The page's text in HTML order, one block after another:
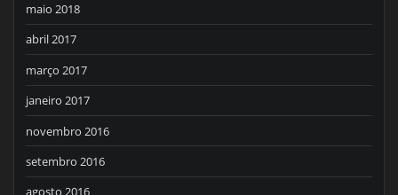
maio 2018
abril 2017
março 2017
janeiro 2017
novembro 2016
setembro 2016
agosto 2016